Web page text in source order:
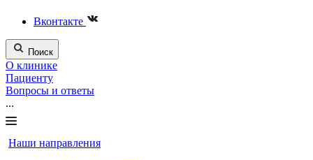
Вконтакте
Поиск
О клинике
Пациенту
Вопросы и ответы
...
Наши направления